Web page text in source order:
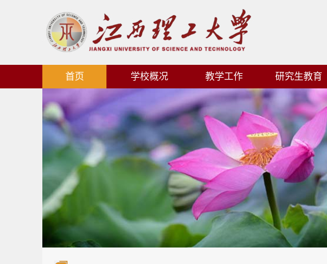
首页 学校概况 教学工作 研究生教育